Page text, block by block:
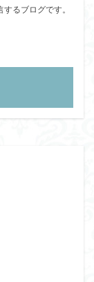
るブログです。